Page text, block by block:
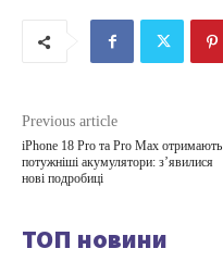
Previous article
iPhone 18 Pro та Pro Max отримають
потужніші акумулятори: з’явилися
нові подробиці
ТОП новини